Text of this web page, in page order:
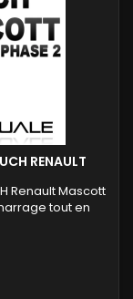
RENAULT
Renault Mascott
tout en
rapide,
panne ou une
et après
ouvrées.